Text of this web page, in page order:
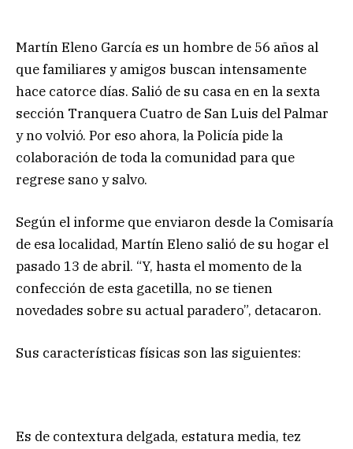
Martín Eleno García es un hombre de 56 años al
que familiares y amigos buscan intensamente
hace catorce días. Salió de su casa en en la sexta
sección Tranquera Cuatro de San Luis del Palmar
y no volvió. Por eso ahora, la Policía pide la
colaboración de toda la comunidad para que
regrese sano y salvo.
Según el informe que enviaron desde la Comisaría
de esa localidad, Martín Eleno salió de su hogar el
pasado 13 de abril. “Y, hasta el momento de la
confección de esta gacetilla, no se tienen
novedades sobre su actual paradero”, detacaron.
Sus características físicas son las siguientes:
Es de contextura delgada, estatura media, tez